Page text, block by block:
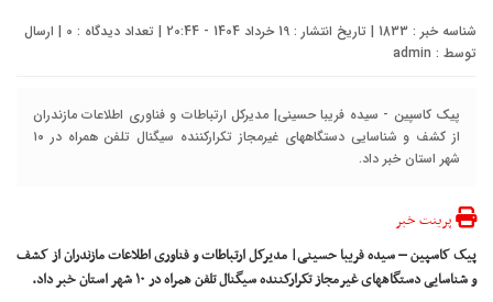
شناسه خبر : 1833 | تاریخ انتشار : 19 خرداد 1404 - 20:44 | تعداد دیدگاه : 0 | ارسال
توسط : admin
پیک کاسپین - سیده فریبا حسینی| مدیرکل ارتباطات و فناوری اطلاعات مازندران
از کشف و شناسایی دستگاههای غیرمجاز تکرارکننده سیگنال تلفن همراه در ۱۰
شهر استان خبر داد.
پرینت خبر
پیک کاسپین – سیده فریبا حسینی| مدیرکل ارتباطات و فناوری اطلاعات مازندران از کشف
و شناسایی دستگاههای غیرمجاز تکرارکننده سیگنال تلفن همراه در ۱۰ شهر استان خبر داد. ‎